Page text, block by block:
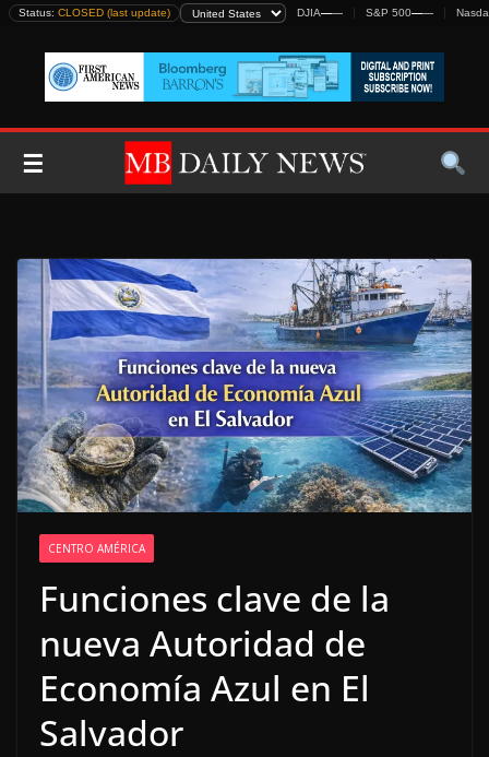
Skip
content
Status: CLOSED (last update) DJIA—— S&P 500——
☰
CENTRO AMÉRICA
Funciones clave de la
nueva Autoridad de
Economía Azul en El
Salvador